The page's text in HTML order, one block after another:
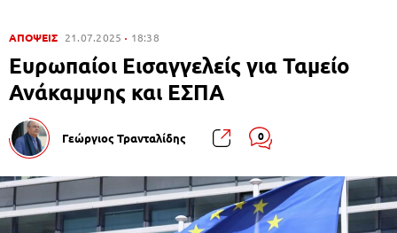
ΑΠΟΨΕΙΣ 21.07.2025 18:38
Ευρωπαίοι Εισαγγελείς για Ταμείο
Ανάκαμψης και ΕΣΠΑ
Γεώργιος Τρανταλίδης 0